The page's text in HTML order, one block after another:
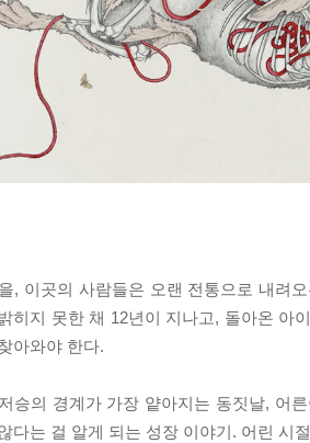
, 이곳의 사람들은 오랜 전통으로 내려
히지 못한 채 12년이 지나고, 돌아온 아
아와야 한다.
승의 경계가 가장 얕아지는 동짓날, 어
다는 걸 알게 되는 성장 이야기. 어린 시